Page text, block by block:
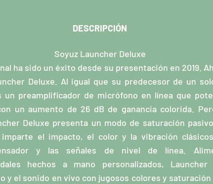
DESCRIPCIÓN
Soyuz Launcher Deluxe
ha sido un éxito desde su presentación en 2019.
Deluxe. Al igual que su predecesor de un
un preamplificador de micrófono en línea que
un aumento de 26 dB de ganancia colorida.
Deluxe presenta un modo de saturación
el impacto, el color y la vibración
y las señales de nivel de línea.
hechos a mano personalizados,
y el sonido en vivo con jugosos colores y